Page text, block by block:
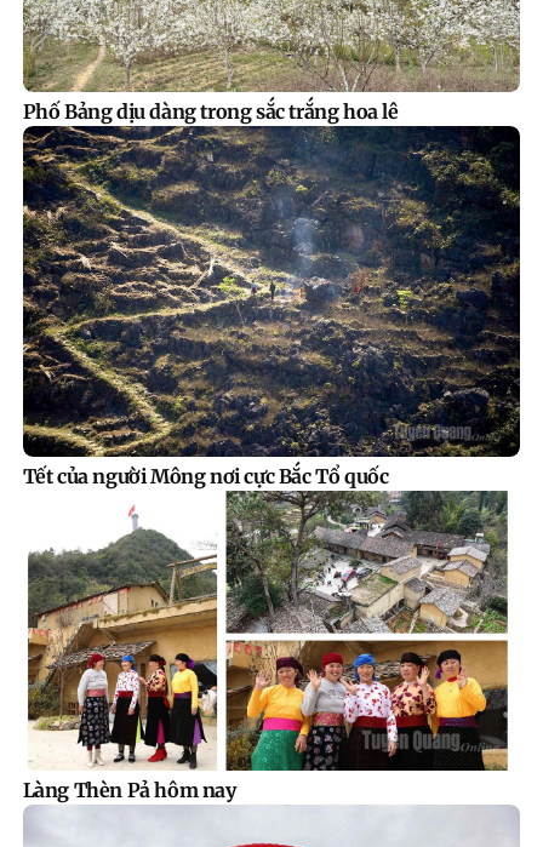
Phố Bảng dịu dàng trong sắc trắng hoa lê
Tết của người Mông nơi cực Bắc Tổ quốc
Làng Thèn Pả hôm nay